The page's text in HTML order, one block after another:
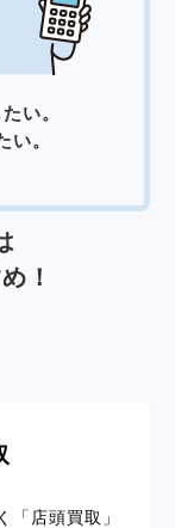
い。
い。
！
「店頭買取」